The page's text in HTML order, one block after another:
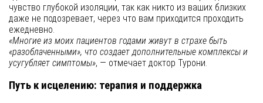
чувство глубокой изоляции, так как никто из ваших близких
даже не подозревает, через что вам приходится проходить
ежедневно.
«Многие из моих пациентов годами живут в страхе быть
«разоблаченными», что создает дополнительные комплексы и
усугубляет симптомы», — отмечает доктор Турони.
Путь к исцелению: терапия и поддержка